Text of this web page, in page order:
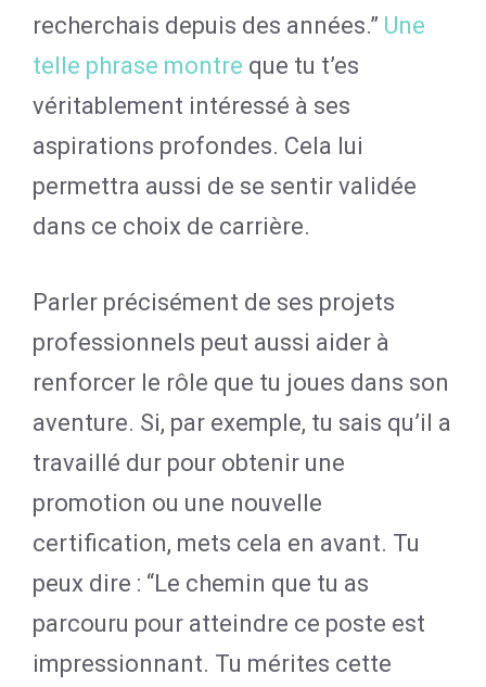
recherchais depuis des années.” Une
telle phrase montre que tu t’es
véritablement intéressé à ses
aspirations profondes. Cela lui
permettra aussi de se sentir validée
dans ce choix de carrière.
Parler précisément de ses projets
professionnels peut aussi aider à
renforcer le rôle que tu joues dans son
aventure. Si, par exemple, tu sais qu’il a
travaillé dur pour obtenir une
promotion ou une nouvelle
certification, mets cela en avant. Tu
peux dire : “Le chemin que tu as
parcouru pour atteindre ce poste est
impressionnant. Tu mérites cette